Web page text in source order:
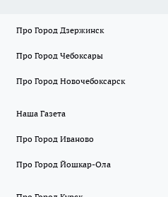
Про Город Дзержинск
Про Город Чебоксары
Про Город Новочебоксарск
Наша Газета
Про Город Иваново
Про Город Йошкар-Ола